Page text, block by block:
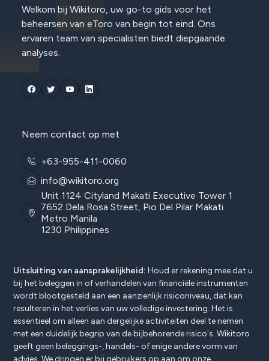
Welkom bij Wikitoro, uw go-to gids voor het
beheersen van eToro van begin tot eind. Ons
ervaren team van specialisten biedt diepgaande
analyses.
Neem contact op met
+63-955-411-0060
info@wikitoro.org
Unit 1124 Cityland Makati Executive Tower 1
7652 Dela Rosa Street, Pio Del Pilar Makati
Metro Manila
1230 Philippines
Uitsluiting van aansprakelijkheid: Houd er rekening mee dat u
bij het beleggen in of verhandelen van financiële instrumenten
wordt blootgesteld aan een aanzienlijk risiconiveau, dat kan
resulteren in het verlies van uw volledige investering. Het is
essentieel om alleen aan dergelijke activiteiten deel te nemen
met een duidelijk begrip van de bijbehorende risico's. Wikitoro
geeft geen beleggings-, handels- of enige andere vorm van